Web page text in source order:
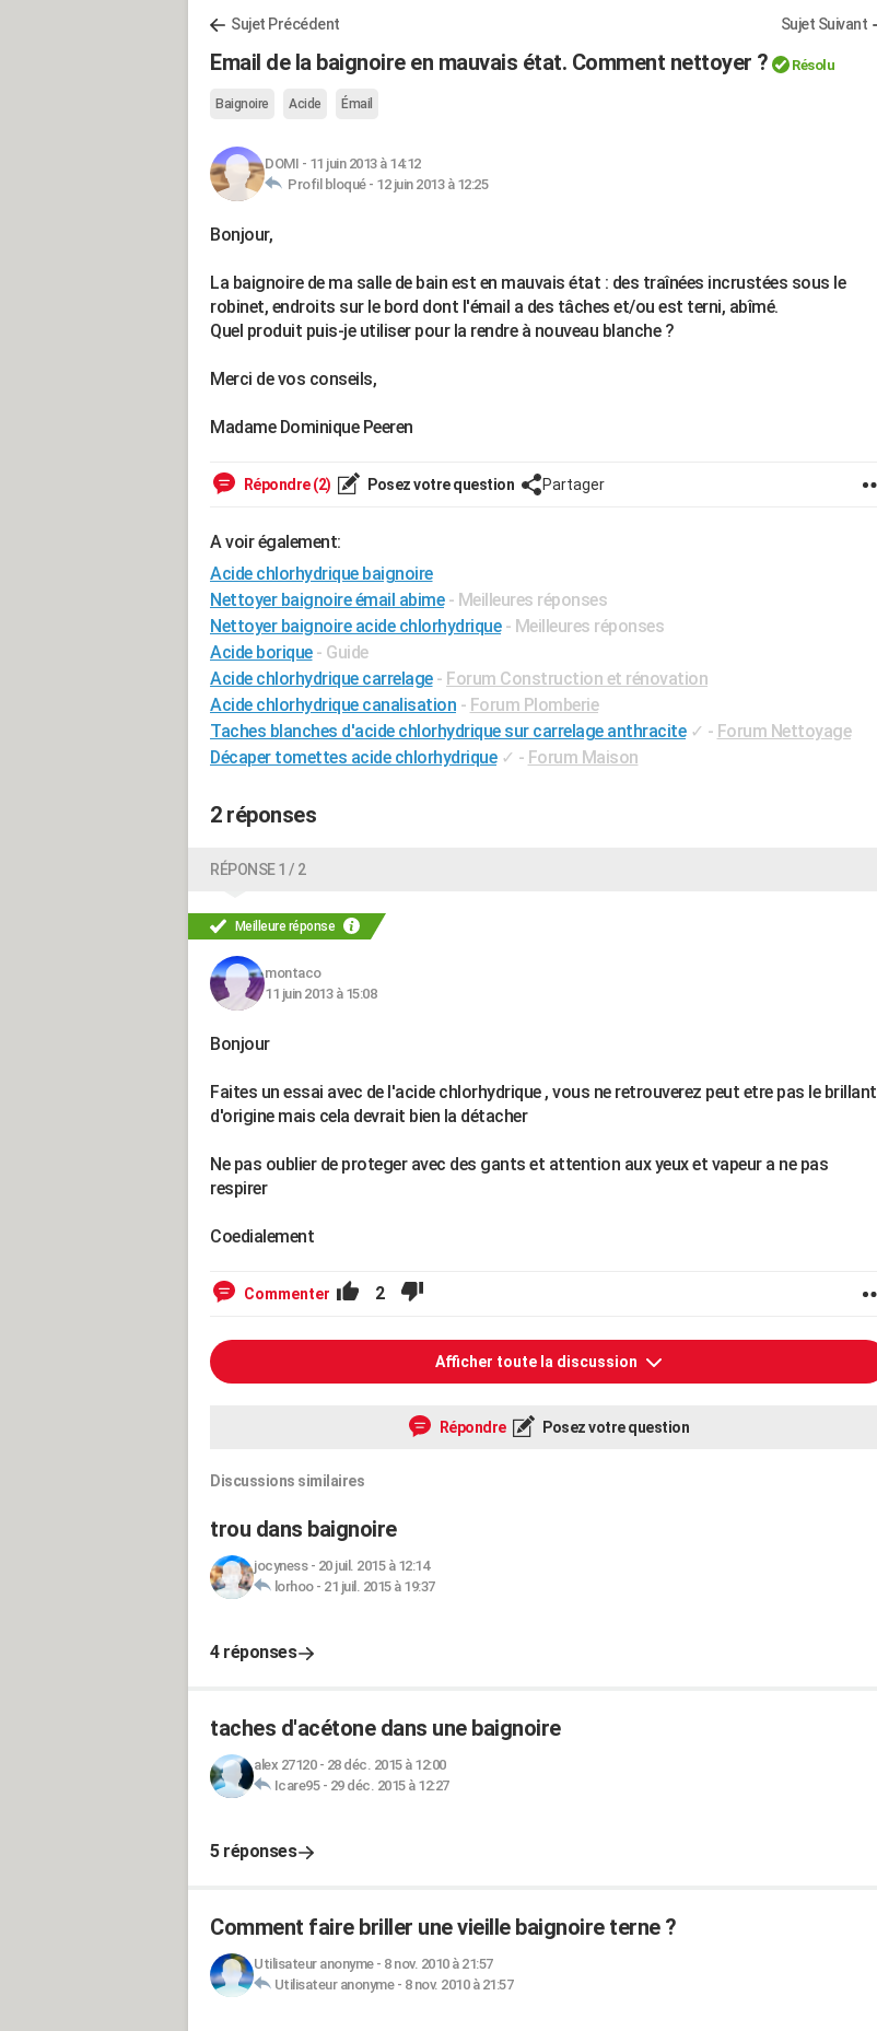
Sujet Précédent Sujet Suivant
Email de la baignoire en mauvais état. Comment nettoyer ? Résolu
Baignoire Acide Émail
DOMI - 11 juin 2013 à 14:12
Profil bloqué - 12 juin 2013 à 12:25
Bonjour,
La baignoire de ma salle de bain est en mauvais état : des traînées incrustées sous le
robinet, endroits sur le bord dont l'émail a des tâches et/ou est terni, abîmé.
Quel produit puis-je utiliser pour la rendre à nouveau blanche ?
Merci de vos conseils,
Madame Dominique Peeren
Répondre (2) Posez votre question Partager
A voir également:
Acide chlorhydrique baignoire
Nettoyer baignoire émail abime - Meilleures réponses
Nettoyer baignoire acide chlorhydrique - Meilleures réponses
Acide borique - Guide
Acide chlorhydrique carrelage - Forum Construction et rénovation
Acide chlorhydrique canalisation - Forum Plomberie
Taches blanches d'acide chlorhydrique sur carrelage anthracite ✓ - Forum Nettoyage
Décaper tomettes acide chlorhydrique ✓ - Forum Maison
2 réponses
RÉPONSE 1 / 2
Meilleure réponse
montaco
11 juin 2013 à 15:08
Bonjour
Faites un essai avec de l'acide chlorhydrique , vous ne retrouverez peut etre pas le brillant
d'origine mais cela devrait bien la détacher
Ne pas oublier de proteger avec des gants et attention aux yeux et vapeur a ne pas
respirer
Coedialement
Commenter 2
Afficher toute la discussion
Répondre Posez votre question
Discussions similaires
trou dans baignoire
jocyness- 20 juil. 2015 à 12:14
lorhoo- 21 juil. 2015 à 19:37
4 réponses
taches d'acétone dans une baignoire
alex 27120- 28 déc. 2015 à 12:00
Icare95- 29 déc. 2015 à 12:27
5 réponses
Comment faire briller une vieille baignoire terne ?
Utilisateur anonyme- 8 nov. 2010 à 21:57
Utilisateur anonyme- 8 nov. 2010 à 21:57